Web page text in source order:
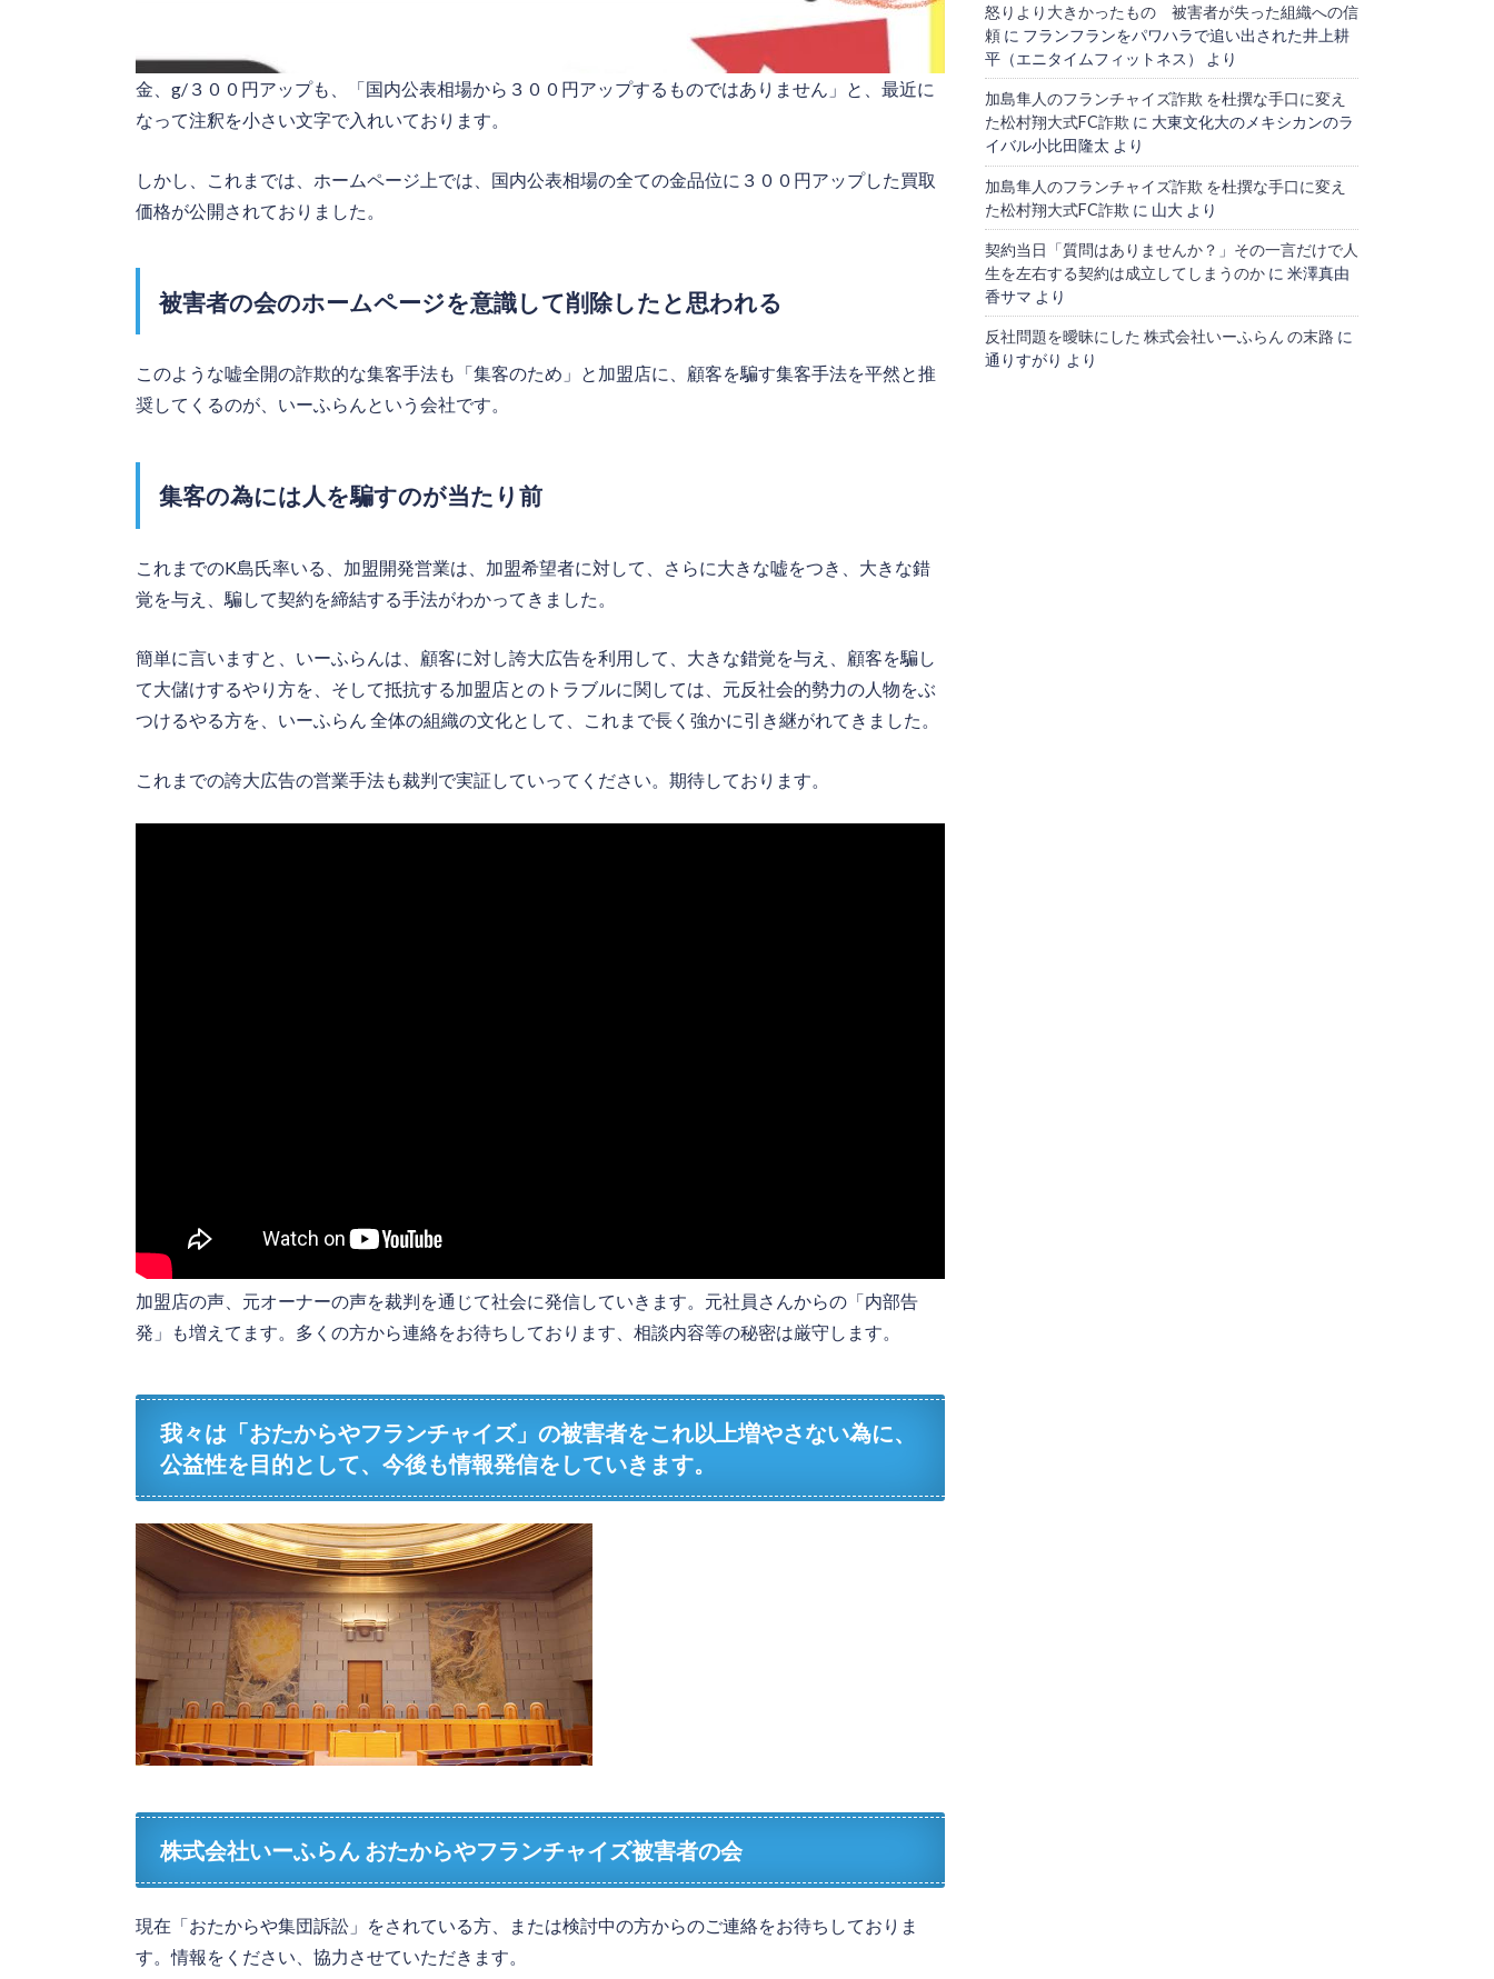
金、g/３００円アップも、「国内公表相場から３００円アップするものではありません」と、最近に
なって注釈を小さい文字で入れいております。
しかし、これまでは、ホームページ上では、国内公表相場の全ての金品位に３００円アップした買取
価格が公開されておりました。
被害者の会のホームページを意識して削除したと思われる
このような嘘全開の詐欺的な集客手法も「集客のため」と加盟店に、顧客を騙す集客手法を平然と推
奨してくるのが、いーふらんという会社です。
集客の為には人を騙すのが当たり前
これまでのK島氏率いる、加盟開発営業は、加盟希望者に対して、さらに大きな嘘をつき、大きな錯
覚を与え、騙して契約を締結する手法がわかってきました。
簡単に言いますと、いーふらんは、顧客に対し誇大広告を利用して、大きな錯覚を与え、顧客を騙し
て大儲けするやり方を、そして抵抗する加盟店とのトラブルに関しては、元反社会的勢力の人物をぶ
つけるやる方を、いーふらん 全体の組織の文化として、これまで長く強かに引き継がれてきました。
これまでの誇大広告の営業手法も裁判で実証していってください。期待しております。
加盟店の声、元オーナーの声を裁判を通じて社会に発信していきます。元社員さんからの「内部告
発」も増えてます。多くの方から連絡をお待ちしております、相談内容等の秘密は厳守します。
我々は「おたからやフランチャイズ」の被害者をこれ以上増やさない為に、
公益性を目的として、今後も情報発信をしていきます。
株式会社いーふらん おたからやフランチャイズ被害者の会
現在「おたからや集団訴訟」をされている方、または検討中の方からのご連絡をお待ちしておりま
す。情報をください、協力させていただきます。
怒りより大きかったもの 被害者が失った組織への信
頼 に フランフランをパワハラで追い出された井上耕
平（エニタイムフィットネス）
より
加島隼人のフランチャイズ詐欺 を杜撰な手口に変え
た松村翔大式FC詐欺 に 大東文化大のメキシカンのラ
イバル小比田隆太 より
加島隼人のフランチャイズ詐欺 を杜撰な手口に変え
た松村翔大式FC詐欺 に 山大 より
契約当日「質問はありませんか？」その一言だけで人
生を左右する契約は成立してしまうのか に 米澤真由
香サマ より
反社問題を曖昧にした 株式会社いーふらん の末路 に
通りすがり より